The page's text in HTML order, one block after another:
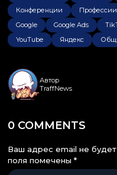
Конференции Профессии
Google
Google Ads
YouTube
Яндекс
Автор
TraffNews
0 COMMENTS
Ваш адрес email не будет
поля помечены *